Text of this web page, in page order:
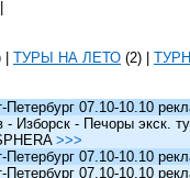
ТУРЫ НА ЛЕТО (2)
07.10-10.10
Изборск - Печоры экск.
>>>
07.10-10.10
07.10-10.10